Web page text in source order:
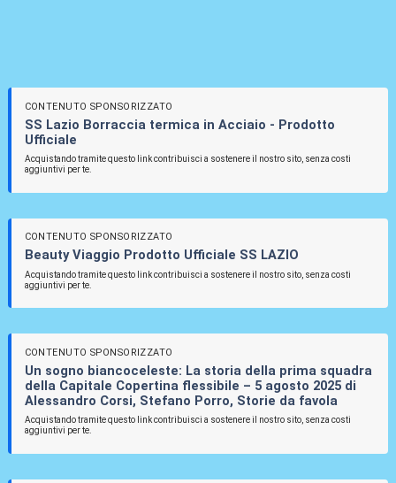
CONTENUTO SPONSORIZZATO
SS Lazio Borraccia termica in Acciaio - Prodotto
Ufficiale
Acquistando tramite questo link contribuisci a sostenere il nostro sito, senza costi
aggiuntivi per te.
CONTENUTO SPONSORIZZATO
Beauty Viaggio Prodotto Ufficiale SS LAZIO
Acquistando tramite questo link contribuisci a sostenere il nostro sito, senza costi
aggiuntivi per te.
CONTENUTO SPONSORIZZATO
Un sogno biancoceleste: La storia della prima squadra
della Capitale Copertina flessibile – 5 agosto 2025 di
Alessandro Corsi, Stefano Porro, Storie da favola
Acquistando tramite questo link contribuisci a sostenere il nostro sito, senza costi
aggiuntivi per te.